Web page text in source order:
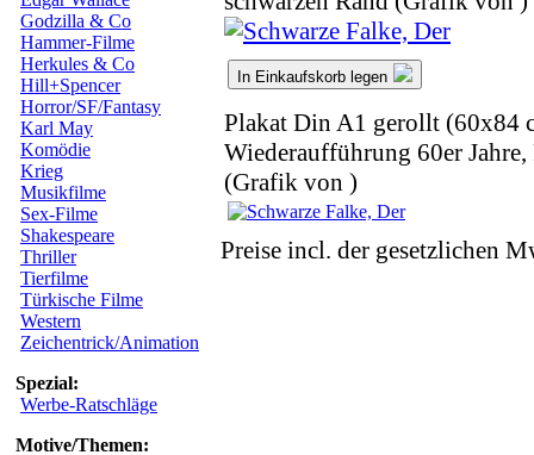
Godzilla & Co
Hammer-Filme
Herkules & Co
Hill+Spencer
Horror/SF/Fantasy
Karl May
Komödie
Krieg
Musikfilme
Sex-Filme
Shakespeare
Thriller
Tierfilme
Türkische Filme
Western
Zeichentrick/Animation
Spezial:
Werbe-Ratschläge
Motive/Themen:
In Einkaufskorb legen
Plakat Din A1 gerollt (60x84
Wiederaufführung 60er
(Grafik von )
Preise incl. der gesetzlichen